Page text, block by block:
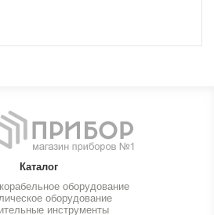
Каталог
оборудование
оборудование
инструменты